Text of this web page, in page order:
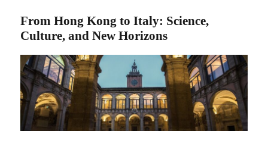
and
Dr.
From Hong Kong to Italy: Science,
Culture, and New Horizons